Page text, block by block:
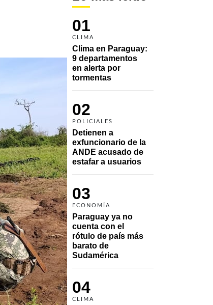
01
CLIMA
Clima en Paraguay:
9 departamentos
en alerta por
tormentas
02
POLICIALES
Detienen a
exfuncionario de la
ANDE acusado de
estafar a usuarios
03
ECONOMÍA
Paraguay ya no
cuenta con el
rótulo de país más
barato de
Sudamérica
04
CLIMA